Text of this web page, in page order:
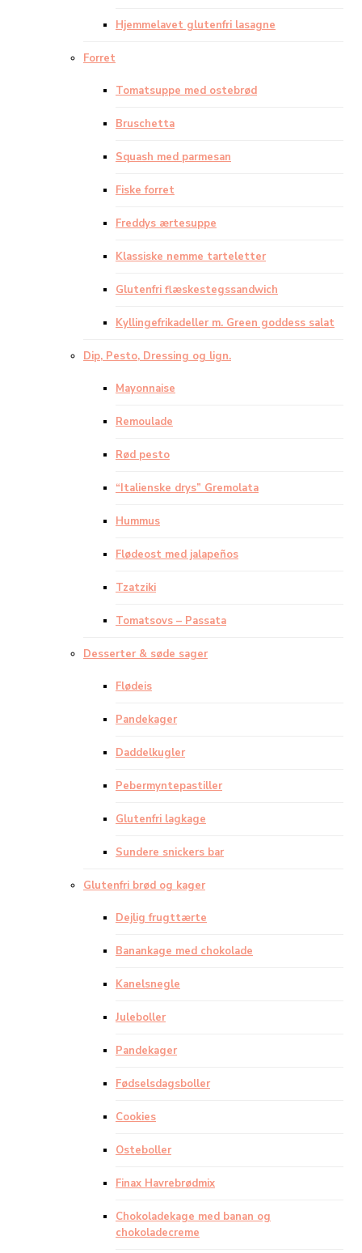
Hjemmelavet glutenfri lasagne
Forret
Tomatsuppe med ostebrød
Bruschetta
Squash med parmesan
Fiske forret
Freddys ærtesuppe
Klassiske nemme tarteletter
Glutenfri flæskestegssandwich
Kyllingefrikadeller m. Green goddess salat
Dip, Pesto, Dressing og lign.
Mayonnaise
Remoulade
Rød pesto
“Italienske drys” Gremolata
Hummus
Flødeost med jalapeños
Tzatziki
Tomatsovs – Passata
Desserter & søde sager
Flødeis
Pandekager
Daddelkugler
Pebermyntepastiller
Glutenfri lagkage
Sundere snickers bar
Glutenfri brød og kager
Dejlig frugttærte
Banankage med chokolade
Kanelsnegle
Juleboller
Pandekager
Fødselsdagsboller
Cookies
Osteboller
Finax Havrebrødmix
Chokoladekage med banan og
chokoladecreme